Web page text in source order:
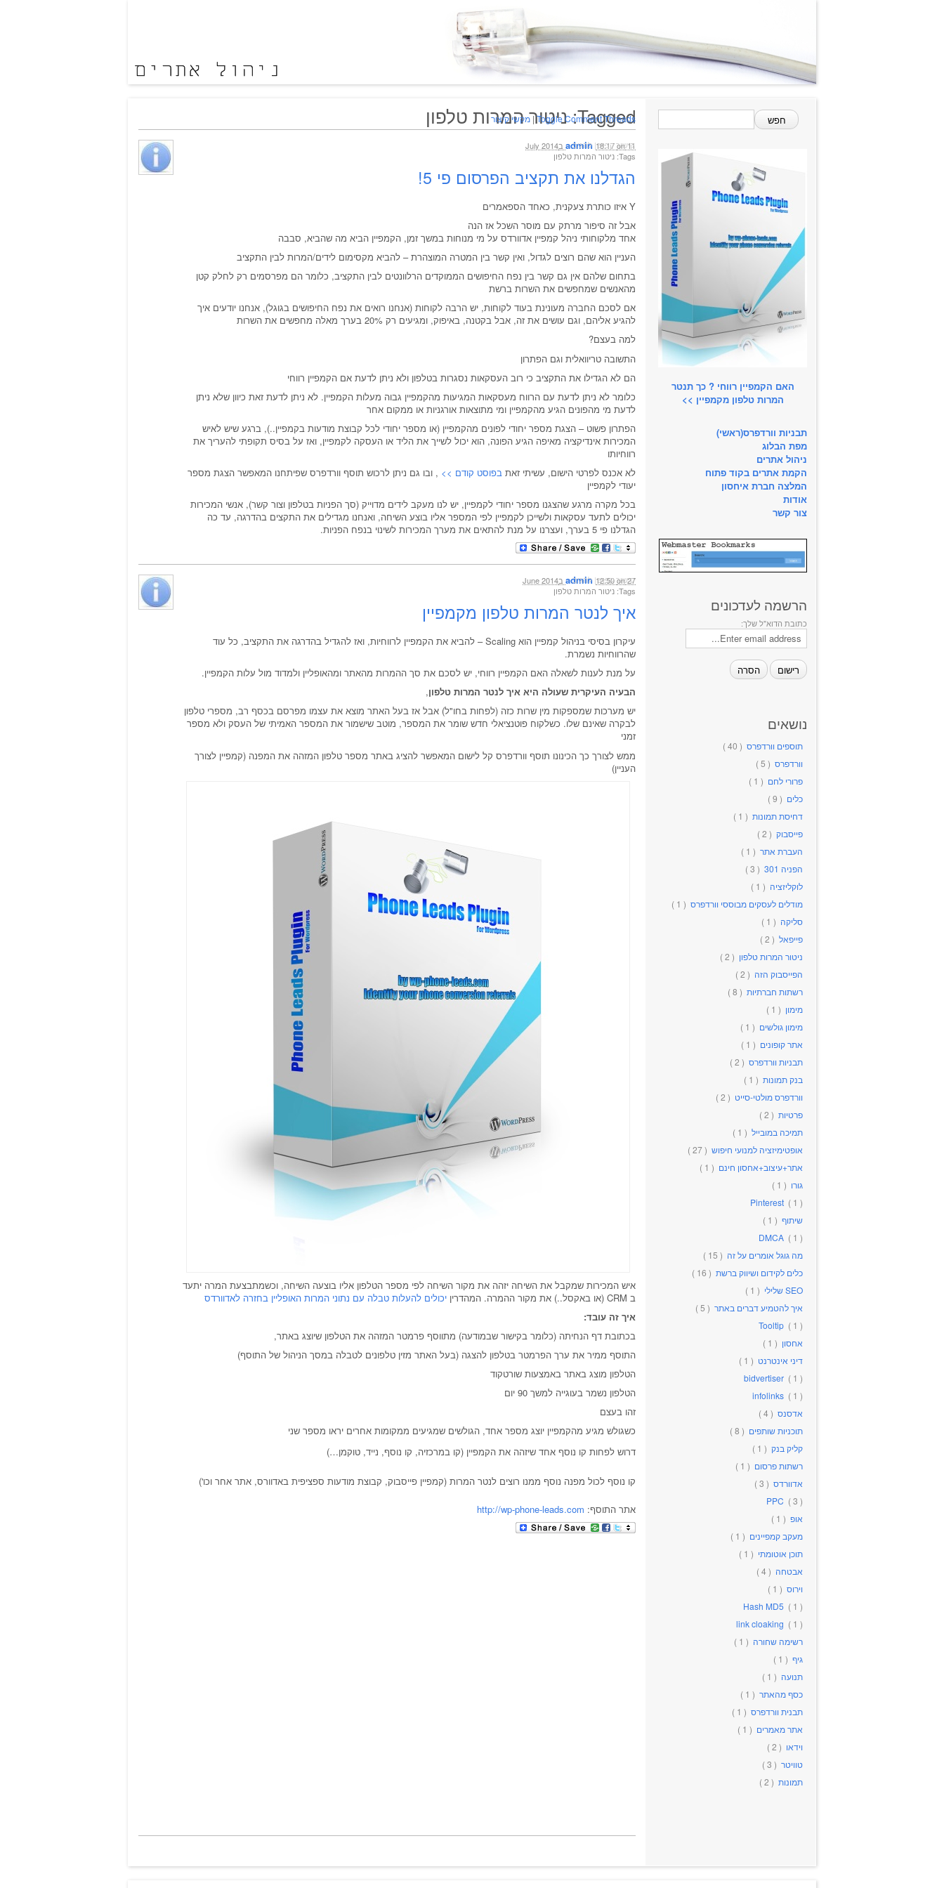
חפש:
האם הקמפיין רווחי ? כך תנטר
המרות טלפון מקמפיין >>
תבניות וורדפרס(ראשי)
מפת הבלוג
ניהול אתרים
הקמת אתרים בקוד פתוח
המלצה חברת איחסון
אודות
צור קשר
הרשמה לעדכונים
כתובת הדוא"ל שלך:
נושאים
תוספים וורדפרס ( 40 )
וורדפרס ( 5 )
פרורי לחם ( 1 )
כלים ( 9 )
דחיסת תמונות ( 1 )
פייסבוק ( 2 )
העברת אתר ( 1 )
הפניה 301
( 3 )
לוקליזציה ( 1 )
מודלים לעסקים מבוססי וורדפרס ( 1 )
סליקה ( 1 )
פייפאל ( 2 )
ניטור המרות טלפון ( 2 )
הפייסבוק הזה ( 2 )
רשתות חברתיות ( 8 )
מימון ( 1 )
מימון גולשים ( 1 )
אתר קופונים ( 1 )
תבניות וורדפרס ( 2 )
בנק תמונות ( 1 )
וורדפרס מולטי-סייט ( 2 )
פרטיות ( 2 )
תמיכה במובייל ( 1 )
אופטימיזציה למנועי חיפוש ( 27 )
אתר+עיצוב+אחסון חינם ( 1 )
גורו ( 1 )
Pinterest ( 1 )
שיתוף ( 1 )
DMCA ( 1 )
מה גוגל אומרים על זה ( 15 )
כלים לקידום ושיווק ברשת ( 16 )
SEO שלילי
( 1 )
איך להטמיע דברים באתר ( 5 )
Tooltip ( 1 )
אחסון ( 1 )
דיני אינטרנט ( 1 )
bidvertiser ( 1 )
infolinks ( 1 )
אדסנס ( 4 )
תוכניות שותפים ( 8 )
קליק בנק ( 1 )
רשתות פרסום ( 1 )
אדוורדס ( 3 )
PPC ( 3 )
אופ ( 1 )
מעקב קמפיינים ( 1 )
תוכן אוטומתי ( 1 )
אבטחה ( 4 )
וירוס ( 1 )
Hash MD5 ( 1 )
link cloaking ( 1 )
רשימה שחורה ( 1 )
גיף ( 1 )
תנועה ( 1 )
כסף מהאתר ( 1 )
תבנית וורדפרס ( 1 )
אתר מאמרים ( 1 )
וידאו ( 2 )
טוויטר ( 3 )
תמונות ( 2 )
Tagged: ניטור המרות טלפון
Toggle Comment Threads
|מקשי קיצור
admin 18:17on11 בJuly 2014
קישור קבוע| להגיב
Tags: ניטור המרות טלפון
הגדלנו את תקציב הפרסום פי 5!
Y איזו כותרת צעקנית, כאחד הספאמרים
אבל זה סיפור מרתק עם מוסר השכל אז הנה
אחד מלקוחותי ניהל קמפיין אדוורדס על מי מנוחות במשך זמן, הקמפיין הביא מה שהביא, סבבה
העניין הוא שהם רוצים לגדול, ואין קשר בין המטרה המוצהרת – להביא מקסימום לידים/המרות לבין התקציב
בתחום שלהם אין גם קשר בין נפח החיפושים הממוקדים הרלוונטים לבין התקציב, כלומר הם מפרסמים רק לחלק קטן
מהאנשים שמחפשים את השרות ברשת
אם לסכם החברה מעונינת בעוד לקוחות, יש הרבה לקוחות (אנחנו רואים את נפח החיפושים בגוגל), אנחנו יודעים איך
להגיע אליהם, וגם עושים את זה, אבל בקטנה, באיפוק, ומגיעים רק 20% בערך מאלה מחפשים את השרות
למה בעצם?
התשובה טריוואלית וגם הפתרון
הם לא הגדילו את התקציב כי רוב העסקאות נסגרות בטלפון ולא ניתן לדעת אם הקמפיין רווחי
כלומר לא ניתן לדעת עם הרווח מעסקאות המגיעות מהקמפיין גבוה מעלות הקמפיין. לא ניתן לדעת זאת כיוון שלא ניתן
לדעת מי מהפונים הגיע מהקמפיין ומי מתוצאות אורגניות או ממקום אחר
הפתרון פשוט – הצגת מספר יחודי לפונים מהקמפיין (או מספר יחודי לכל קבוצת מודעות בקמפיין..), ברגע שיש לאיש
המכירות אינדיקציה מאיפה הגיע הפונה, הוא יכול לשייך את הליד או העסקה לקמפיין, ואז על בסיס תקופתי להעריך את
רווחיותו
לא אכנס לפרטי הישום, עשיתי זאת בפוסט קודם >> , ובו גם ניתן לרכוש תוסף וורדפרס שפיתחנו המאפשר הצגת מספר
יעודי לקמפיין
בכל מקרה מרגע שהצגנו מספר יחודי לקמפיין, יש לנו מעקב לידים מדוייק (סך הפניות בטלפון וצור קשר), אנשי המכירות
יכולים לתעד עסקאות ולשייכן לקמפיין לפי המספר אליו בוצע השיחה, ואנחנו מגדילים את התקצים בהדרגה, עד כה
הגדלנו פי 5 בערך, ועצרנו על מנת להתאים את מערך המכירות לשינוי בנפח הפניות.
admin 12:50on27 בJune 2014
קישור קבוע| להגיב
Tags: ניטור המרות טלפון
איך לנטר המרות טלפון מקמפיין
עיקרון בסיסי בניהול קמפיין הוא Scaling – להביא את הקמפיין לרווחיות, ואז להגדיל בהדרגה את התקציב, כל עוד
שהרווחיות נשמרת.
על מנת לענות לשאלה האם הקמפיין רווחי, יש לסכם את סך ההמרות מהאתר ומהאופליין ולמדוד מול עלות הקמפיין.
הבעיה העיקרית שעולה היא איך לנטר המרות טלפון,
יש מערכות שמספקות מין שרות כזה (לפחות בחו"ל) אבל אז בעל האתר מוצא את עצמו מפרסם בכסף רב, מספרי טלפון
לבקרה שאינם שלו. כשלקוח פוטנציאלי חדש שומר את המספר, מוטב שישמור את המספר האמיתי של העסק ולא מספר
זמני
ממש לצורך כך הכינונו תוסף וורדפרס קל לישום המאפשר להציג באתר מספר טלפון המזהה את המפנה (קמפיין לצורך
העניין)
איש המכירות שמקבל את השיחה יזהה את מקור השיחה לפי מספר הטלפון אליו בוצעה השיחה, וכשמתבצעת המרה יתעד
ב CRM (או באקסל..) את מקור ההמרה. המהדרין
יכולים להעלות טבלה עם נתוני המרות האופליין בחזרה לאדוורדס
איך זה עובד:
בכתובת דף הנחיתה (כלומר בקישור שבמודעה) מתווסף פרמטר המזהה את הטלפון שיוצג באתר,
התוסף ממיר את ערך הפרמטר בטלפון להצגה (בעל האתר מזין טלפונים לטבלה במסך הניהול של התוסף)
הטלפון מוצג באתר באמצעות שורטקוד
הטלפון נשמר בעוגייה למשך 90 יום
זהו בעצם
כשגולש מגיע מהקמפיין יוצג מספר אחד, הגולשים שמגיעים ממקומות אחרים יראו מספר שני
דרוש לפחות קו נוסף אחד שיזהה את הקמפיין (קו במרכזיה, קו נוסף, נייד, טוקמן…)
קו נוסף לכול מפנה נוסף ממנו רוצים לנטר המרות (קמפיין פייסבוק, קבוצת מודעות ספציפית באדוורס, אתר אחר וכו')
אתר התוסף: http://wp-phone-leads.com